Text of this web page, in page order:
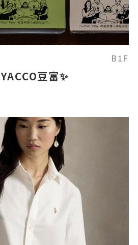
B1F
これは美味い♡ YACCO豆富✨